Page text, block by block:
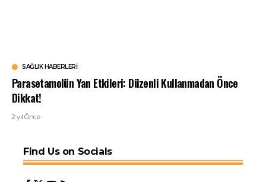
SAĞLIK HABERLERI
Parasetamolün Yan Etkileri: Düzenli Kullanmadan Önce
Dikkat!
2 yıl Önce
Find Us on Socials